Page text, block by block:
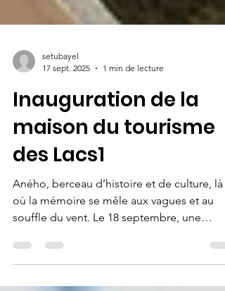
setubayel
17 sept. 2025
1 min de lecture
Inauguration de la
maison du tourisme
des Lacs1
Aného, berceau d’histoire et de culture, là